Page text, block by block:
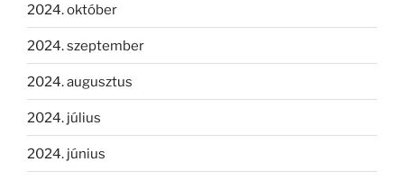
2024. október
2024. szeptember
2024. augusztus
2024. július
2024. június